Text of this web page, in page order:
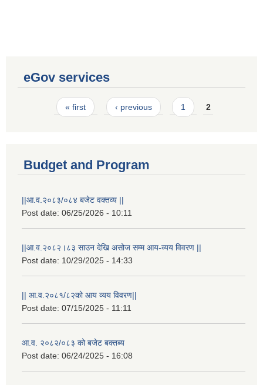
eGov services
Pages« first ‹ previous 1 2
Budget and Program
||आ.व.२०८३/०८४ बजेट वक्तव्य ||
Post date: 06/25/2026 - 10:11
||आ.व.२०८२।८३ साउन देखि असोज सम्म आय-व्यय विवरण ||
Post date: 10/29/2025 - 14:33
|| आ.व.२०८१/८२को आय व्यय विवरण||
Post date: 07/15/2025 - 11:11
आ.व. २०८२/०८३ को बजेट बक्तब्य
Post date: 06/24/2025 - 16:08